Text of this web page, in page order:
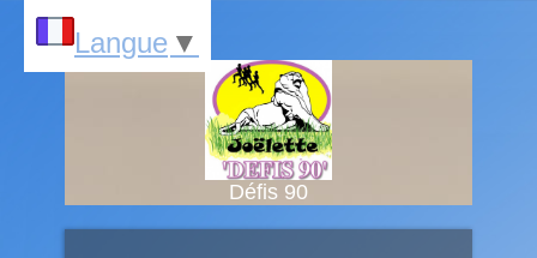
Défis 90
Langue ▼